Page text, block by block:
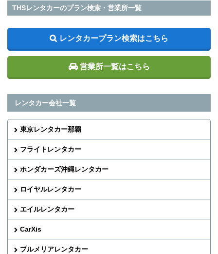
THSレンタカーのプラン検索・営業所一覧
レンタカープラン検索はこちら
営業所一覧はこちら
レンタカー会社一覧
東京レンタカー那覇
フライトレンタカー
ホンダカーズ沖縄レンタカー
ロイヤルレンタカー
エイルレンタカー
CarXis
プルメリアレンタカー